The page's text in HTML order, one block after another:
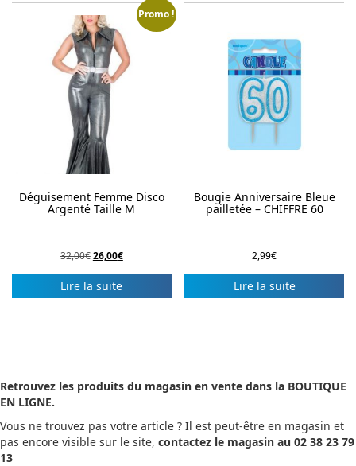
Promo !
Déguisement Femme Disco
Argenté Taille M
32,00€Le
initial
était :
26,00€Le
est :
Lire la suite
Bougie Anniversaire Bleue
pailletée – CHIFFRE 60
2,99€
Lire la suite
Retrouvez les produits du magasin en vente dans la BOUTIQUE
EN LIGNE.
Vous ne trouvez pas votre article ? Il est peut-être en magasin et
pas encore visible sur le site, contactez le magasin au 02 38 23 79
13